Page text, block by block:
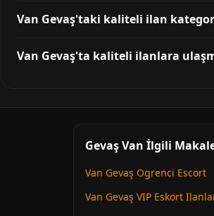
Van Gevaş'taki kaliteli ilan
Van Gevaş'ta kaliteli ilanlara
Gevaş Van İlgili
Van Gevaş Ogrenci Escort
Van Gevaş VIP Eskort